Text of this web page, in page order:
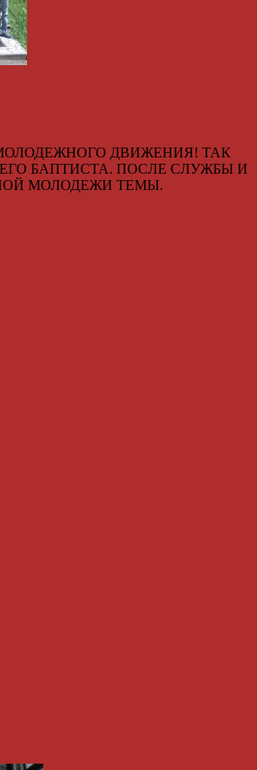
ДВИЖЕНИЯ! ТАК
БАПТИСТА. ПОСЛЕ СЛУЖБЫ И
МОЛОДЕЖИ ТЕМЫ.